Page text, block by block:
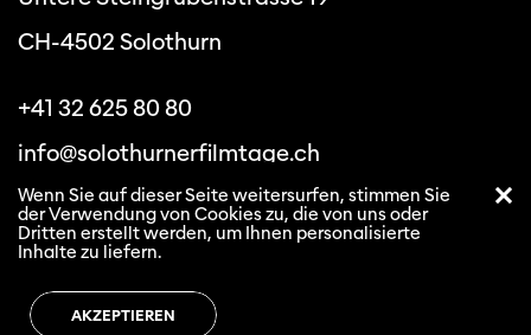
CH-4502 Solothurn
+41 32 625 80 80
info@solothurnerfilmtage.ch
Datenschutzbestimmungen
Wenn Sie auf dieser Seite weitersurfen, stimmen Sie
der Verwendung von Cookies zu, die von uns oder
Dritten erstellt werden, um Ihnen personalisierte
Inhalte zu liefern.
AKZEPTIEREN